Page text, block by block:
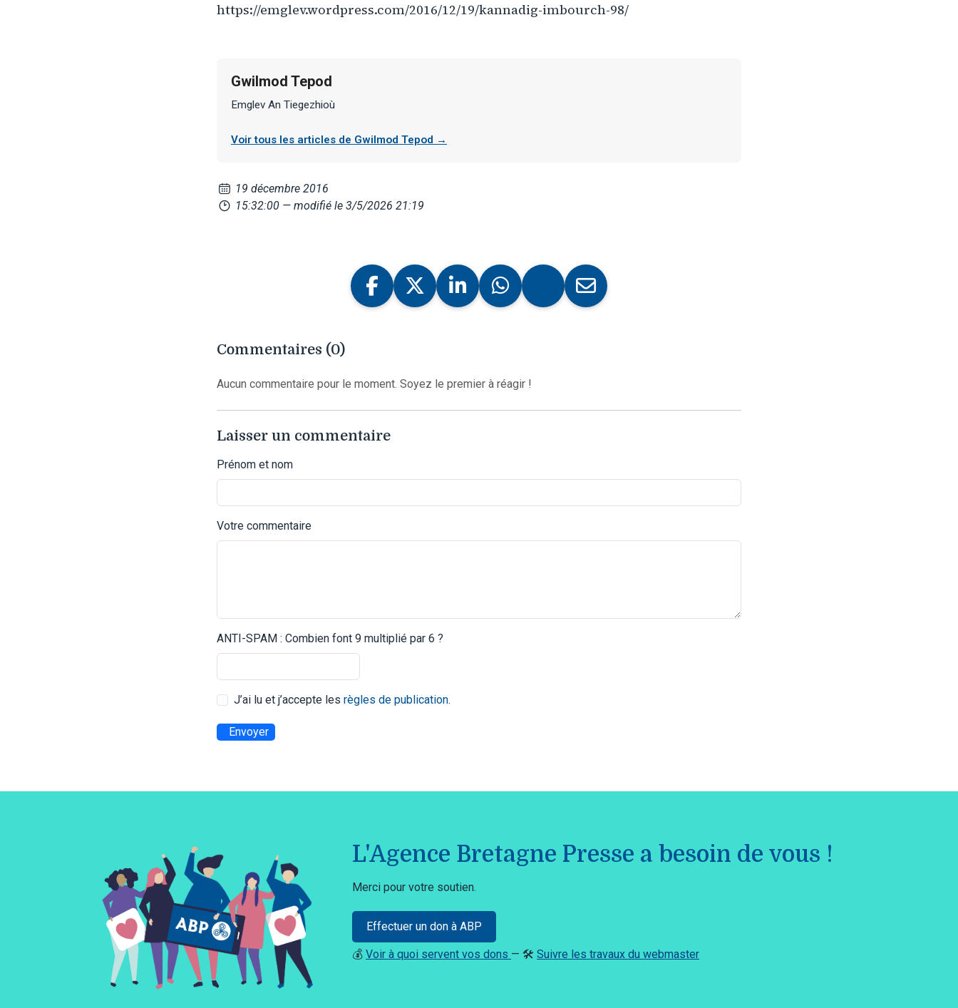
https://emglev.wordpress.com/2016/12/19/kannadig-imbourch-98/
Gwilmod Tepod
Emglev An Tiegezhioù
Voir tous les articles de Gwilmod Tepod →
19 décembre 2016
15:32:00 — modifié le 3/5/2026 21:19
Commentaires (0)
Aucun commentaire pour le moment. Soyez le premier à réagir !
Laisser un commentaire
Prénom et nom
Votre commentaire
ANTI-SPAM : Combien font 9 multiplié par 6 ?
J’ai lu et j’accepte les règles de publication.
Envoyer
L'Agence Bretagne Presse a besoin de vous !
Merci pour votre soutien.
Effectuer un don à ABP
💰 Voir à quoi servent vos dons — 🛠️ Suivre les travaux du webmaster